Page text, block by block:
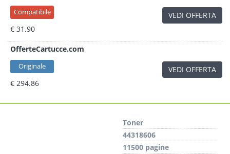
Compatibile
€ 31.90
VEDI OFFERTA
OfferteCartucce.com
Originale
€ 294.86
VEDI OFFERTA
Toner
44318606
11500 pagine